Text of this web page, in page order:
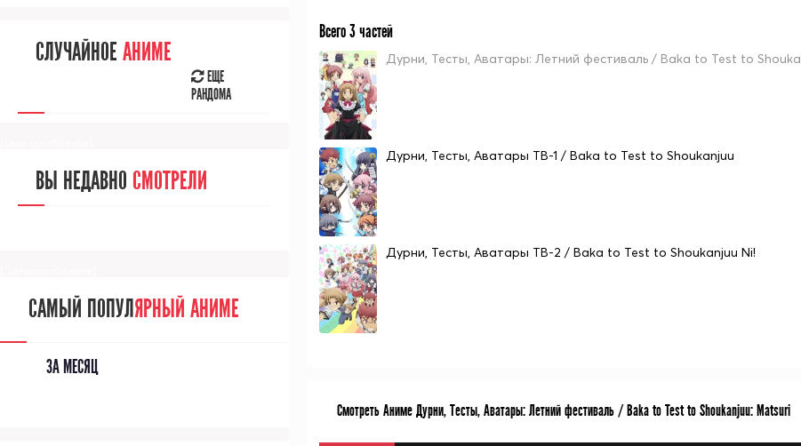
Всего 3 частей
Дурни, Тесты, Аватары: Летний фестиваль / Baka to Test to
Дурни, Тесты, Аватары ТВ-1 / Baka to Test to Shoukanjuu
Дурни, Тесты, Аватары ТВ-2 / Baka to Test to Shoukanjuu Ni!
Смотреть Аниме Дурни, Тесты, Аватары: Летний фестиваль / Baka to Test to Shoukanjuu: Matsuri
СЛУЧАЙНОЕ АНИМЕ
ЕЩЕ
РАНДОМА
ВЫ НЕДАВНО СМОТРЕЛИ
САМЫЙ ПОПУЛЯРНЫЙ АНИМЕ
ЗА МЕСЯЦ